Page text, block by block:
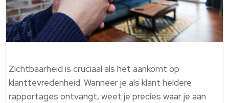
Zichtbaarheid is cruciaal als het aankomt op
klanttevredenheid. Wanneer je als klant heldere
rapportages ontvangt, weet je precies waar je aan